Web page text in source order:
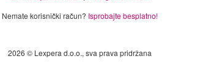
Nemate korisnički račun? Isprobajte besplatno!
2026 © Lexpera d.o.o., sva prava pridržana